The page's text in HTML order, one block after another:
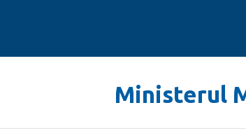
Ministerul